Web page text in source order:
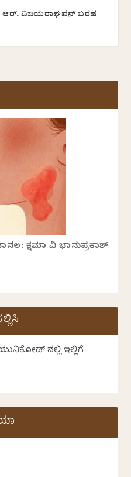
ಆರ್.‌ ವಿಜಯರಾಘವನ್‌ ಬರಹ
ಕ್ಷಮಾ ವಿ ಭಾನುಪ್ರಕಾಶ್
ನಲ್ಲಿ ಇಲ್ಲಿಗೆ